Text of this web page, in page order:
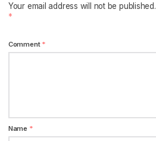
Your email address will not be published.
*
Comment *
Name *